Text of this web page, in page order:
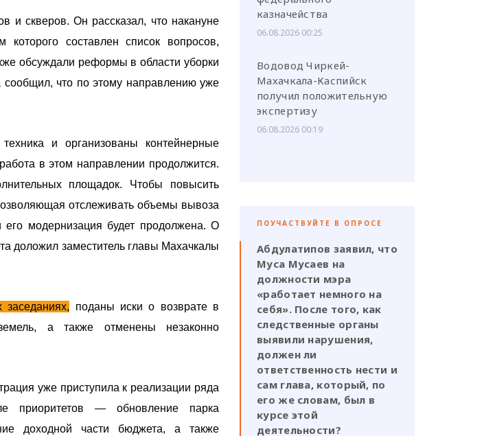
и скверов. Он рассказал, что накануне
составлен список вопросов,
обсуждали реформы в области уборки
что по этому направлению уже
и организованы контейнерные
в этом направлении продолжится.
площадок. Чтобы повысить
отслеживать объемы вывоза
модернизация будет продолжена. О
доложил заместитель главы Махачкалы
поданы иски о возврате в
а также отменены незаконно
уже приступила к реализации ряда
приоритетов — обновление парка
доходной части бюджета, а также
казначейства
06.08.2026 00:25
Водовод Чиркей-
Махачкала-Каспийск
получил положительную
экспертизу
06.08.2026 00:19
ПОУЧАСТВУЙТЕ В ОПРОСЕ
Абдулатипов заявил, что
Муса Мусаев на
должности мэра
«работает немного на
себя». После того, как
следственные органы
выявили нарушения,
должен ли
ответственность нести и
сам глава, который, по
его же словам, был в
курсе этой
деятельности?